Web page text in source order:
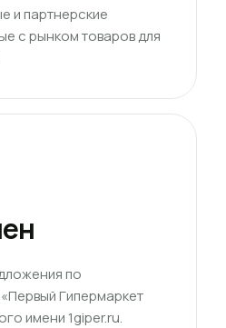
и партнерские
с рынком товаров для
по
Гипермаркет
имени 1giper.ru.